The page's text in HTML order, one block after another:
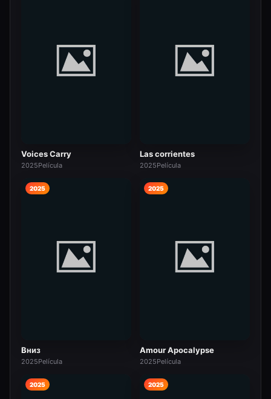
Voices Carry
2025Película
Las corrientes
2025Película
2025
Вниз
2025Película
2025
Amour Apocalypse
2025Película
2025 2025